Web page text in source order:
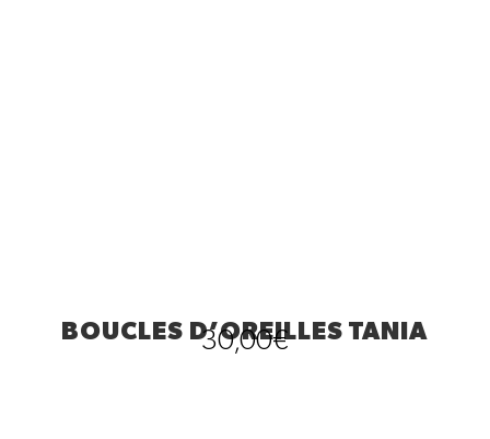
BOUCLES D’OREILLES TANIA
30,00€